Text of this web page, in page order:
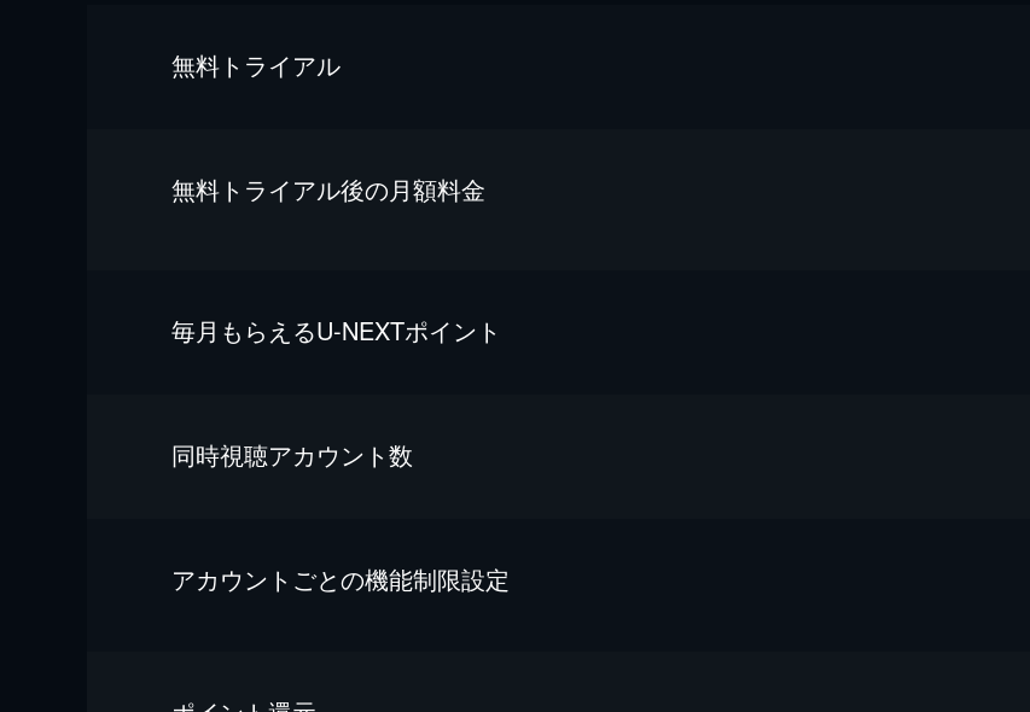
無料トライアル
無料トライアル後の⽉額料金
毎⽉もらえるU-NEXTポイント
同時視聴アカウント数
アカウントごとの機能制限設定